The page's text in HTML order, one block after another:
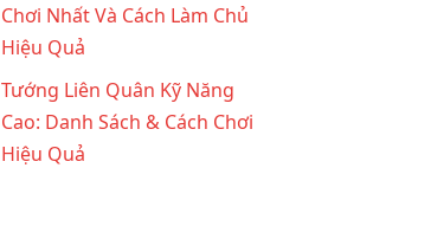
Chơi Nhất Và Cách Làm Chủ
Hiệu Quả
Tướng Liên Quân Kỹ Năng
Cao: Danh Sách & Cách Chơi
Hiệu Quả